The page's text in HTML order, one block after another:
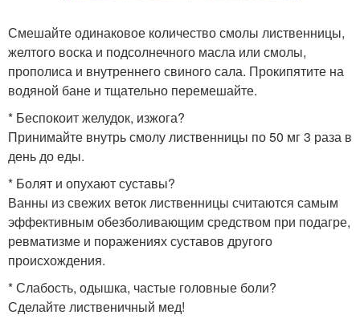
Смешайте одинаковое количество смолы лиственницы,
желтого воска и подсолнечного масла или смолы,
прополиса и внутреннего свиного сала. Прокипятите на
водяной бане и тщательно перемешайте.
* Беспокоит желудок, изжога?
Принимайте внутрь смолу лиственницы по 50 мг 3 раза в
день до еды.
* Болят и опухают суставы?
Ванны из свежих веток лиственницы считаются самым
эффективным обезболивающим средством при подагре,
ревматизме и поражениях суставов другого
происхождения.
* Слабость, одышка, частые головные боли?
Сделайте лиственичный мед!